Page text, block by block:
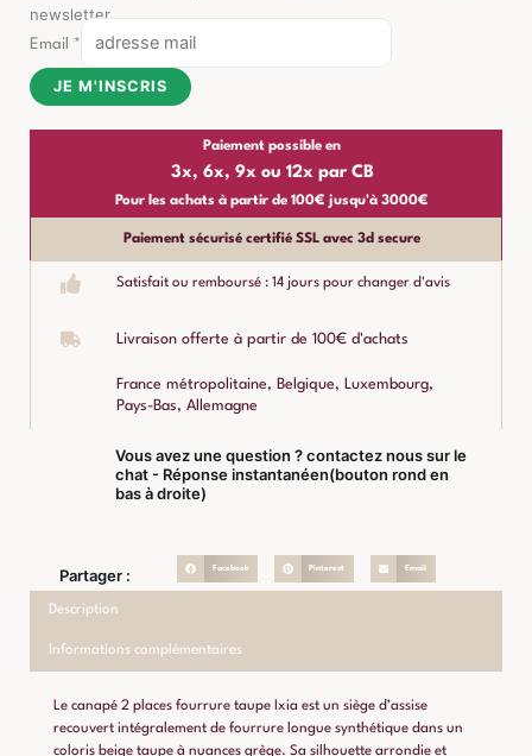
newsletter
Email *
JE M'INSCRIS
Paiement possible en
3x, 6x, 9x ou 12x par CB
Pour les achats à partir de 100€ jusqu'à 3000€
Paiement sécurisé certifié SSL avec 3d secure
Satisfait ou remboursé : 14 jours pour changer d'avis
Livraison offerte à partir de 100€ d'achats
France métropolitaine, Belgique, Luxembourg,
Pays-Bas, Allemagne
Vous avez une question ? contactez nous sur le
chat - Réponse instantanéen(bouton rond en
bas à droite)
Partager : Facebook Pinterest Email
Description
Informations complémentaires
Le canapé 2 places fourrure taupe Ixia est un siège d’assise
recouvert intégralement de fourrure longue synthétique dans un
coloris beige taupe à nuances grège. Sa silhouette arrondie et